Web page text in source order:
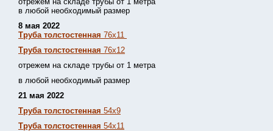
в любой необходимый размер
8 мая 2022
Труба толстостенная 76х11
Труба толстостенная 76х12
отрежем на складе трубы от 1 метра
в любой необходимый размер
21 мая 2022
Труба толстостенная 54х9
Труба толстостенная 54х11